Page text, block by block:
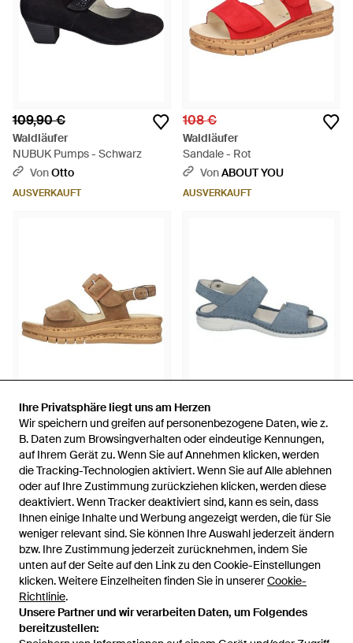
Ihre Privatsphäre liegt uns am Herzen
Wir speichern und greifen auf personenbezogene Daten, wie z.
B. Daten zum Browsingverhalten oder eindeutige Kennungen,
auf Ihrem Gerät zu. Wenn Sie auf Annehmen klicken, werden
die Tracking-Technologien aktiviert. Wenn Sie auf Alle ablehnen
oder auf Ihre Zustimmung zurückziehen klicken, werden diese
deaktiviert. Wenn Tracker deaktiviert sind, kann es sein, dass
Ihnen einige Inhalte und Werbung angezeigt werden, die für Sie
weniger relevant sind. Sie können Ihre Auswahl jederzeit ändern
bzw. Ihre Zustimmung jederzeit zurücknehmen, indem Sie
unten auf der Seite auf den Link zu den Cookie-Einstellungen
klicken. Weitere Einzelheiten finden Sie in unsererCookie-
Richtlinie.
Unsere Partner und wir verarbeiten Daten, um Folgendes
bereitzustellen:
Ihre Privatsphäre liegt uns am Herzen
Wir speichern und greifen auf personenbezogene Daten, wie z.
B. Daten zum Browsingverhalten oder eindeutige Kennungen,
auf Ihrem Gerät zu. Wenn Sie auf Annehmen klicken, werden
die Tracking-Technologien aktiviert. Wenn Sie auf Alle ablehnen
oder auf Ihre Zustimmung zurückziehen klicken, werden diese
deaktiviert. Wenn Tracker deaktiviert sind, kann es sein, dass
Ihnen einige Inhalte und Werbung angezeigt werden, die für Sie
weniger relevant sind. Sie können Ihre Auswahl jederzeit ändern
bzw. Ihre Zustimmung jederzeit zurücknehmen, indem Sie
unten auf der Seite auf den Link zu den Cookie-Einstellungen
klicken. Weitere Einzelheiten finden Sie in unsererCookie-
Richtlinie.
Unsere Partner und wir verarbeiten Daten, um Folgendes
bereitzustellen:
109,90 €
Waldläufer
NUBUK Pumps - Schwarz
VonOtto
AUSVERKAUFT
108 €
Waldläufer
Sandale - Rot
VonABOUT YOU
AUSVERKAUFT
110 €
Waldläufer
K-Arlene Sandal - Mettallic
Von Miinto
AUSVERKAUFT
100 €
Waldläufer
Nubuck Wedge Sandal - Blau
VonMiinto
AUSVERKAUFT